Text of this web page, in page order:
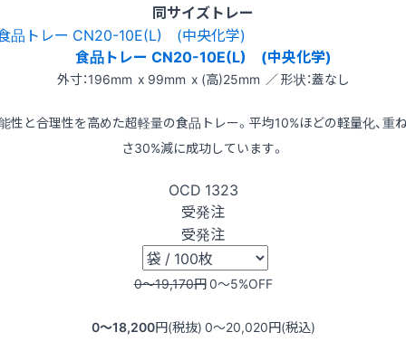
同サイズトレー
食品トレー CN20-10E(L) (中央化学)
外寸：196mm x 99mm x (高)25mm ／ 形状：蓋なし
性と合理性を高めた超軽量の食品トレー。平均10%ほどの軽量化、重
さ30%減に成功しています。
OCD 1323
受発注
受発注
0〜19,170円0〜5%OFF
0〜18,200円(税抜) 0〜20,020円(税込)